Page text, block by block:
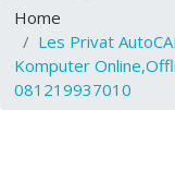
Home
Les Privat
Komputer
081219937010